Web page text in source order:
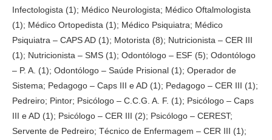
Infectologista (1); Médico Neurologista; Médico Oftalmologista
(1); Médico Ortopedista (1); Médico Psiquiatra; Médico
Psiquiatra – CAPS AD (1); Motorista (8); Nutricionista – CER III
(1); Nutricionista – SMS (1); Odontólogo – ESF (5); Odontólogo
– P. A. (1); Odontólogo – Saúde Prisional (1); Operador de
Sistema; Pedagogo – Caps III e AD (1); Pedagogo – CER III (1);
Pedreiro; Pintor; Psicólogo – C.C.G. A. F. (1); Psicólogo – Caps
III e AD (1); Psicólogo – CER III (2); Psicólogo – CEREST;
Servente de Pedreiro; Técnico de Enfermagem – CER III (1);